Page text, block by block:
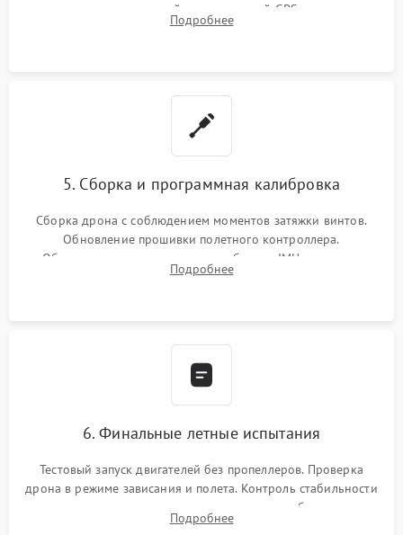
материнской плате, модулей GPS
Подробнее
5. Сборка и программная калибровка
Сборка дрона с соблюдением моментов затяжки винтов.
Обновление прошивки полетного контроллера.
Обязательная программная калибровка IMU-сенсоров,
компаса, датчиков позиционирования и горизонта подвеса
Подробнее
6. Финальные летные испытания
Тестовый запуск двигателей без пропеллеров. Проверка
дрона в режиме зависания и полета. Контроль стабильности
удержания точки, качества передачи видео, работы системы
возврата домой (RTH) и дальности радиосвязи.
Подробнее